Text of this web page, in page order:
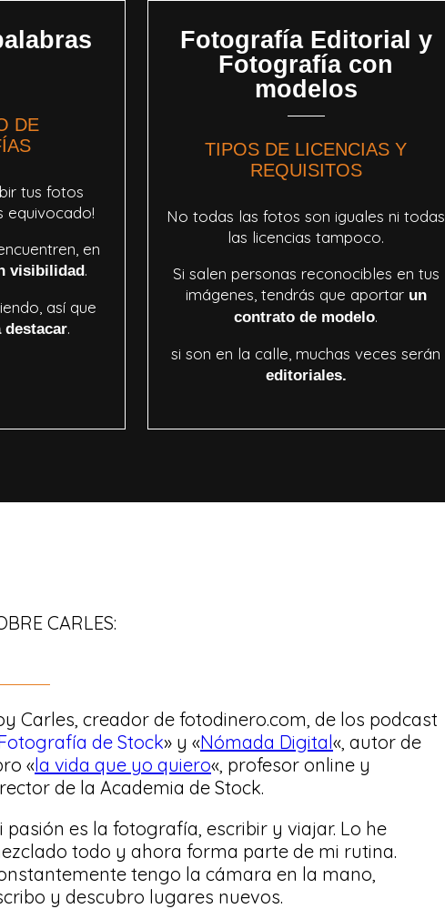
DE
tus fotos
equivocado!
en
visibilidad.
así que
destacar.
Fotografía Editorial y
Fotografía con
modelos
TIPOS DE LICENCIAS Y
REQUISITOS
No todas las fotos son iguales ni todas
las licencias tampoco.
Si salen personas reconocibles en tus
imágenes, tendrás que aportar un
contrato de modelo.
si son en la calle, muchas veces serán
editoriales.
CARLES:
Carles, creador de fotodinero.com, de los podcast
de Stock» y «Nómada Digital«, autor de
«la vida que yo quiero«, profesor online y
de la Academia de Stock.
pasión es la fotografía, escribir y viajar. Lo he
todo y ahora forma parte de mi rutina.
tengo la cámara en la mano,
y descubro lugares nuevos.